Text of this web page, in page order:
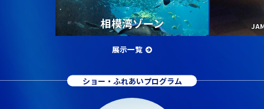
相模湾ゾーン
展示一覧
ショー・ふれあいプログラム